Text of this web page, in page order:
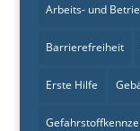
Arbeits- und
Barrierefreiheit
Erste Hilfe